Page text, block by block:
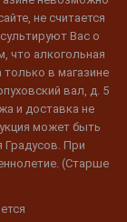
не считается
Вас о
что алкогольная
в магазине
вал, д. 5
и доставка не
может быть
Градусов. При
(Старше